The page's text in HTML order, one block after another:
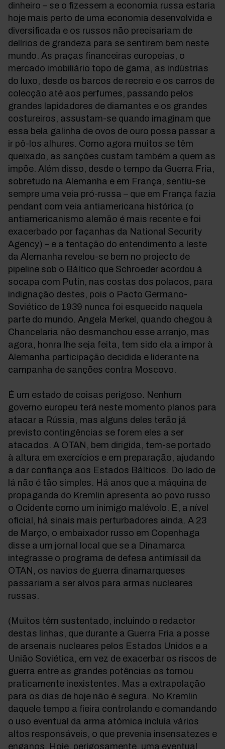
dinheiro – se o fizessem a economia russa estaria
hoje mais perto de uma economia desenvolvida e
diversificada e os russos não precisariam de
delírios de grandeza para se sentirem bem neste
mundo. As praças financeiras europeias, o
mercado imobiliário topo de gama, as indústrias
do luxo, desde os barcos de recreio e os carros de
colecção até aos perfumes, passando pelos
grandes lapidadores de diamantes e os grandes
costureiros, assustam-se quando imaginam que
essa bela galinha de ovos de ouro possa passar a
ir pô-los alhures. Como agora muitos se têm
queixado, as sanções custam também a quem as
impõe. Além disso, desde o tempo da Guerra Fria,
sobretudo na Alemanha e em França, sentiu-se
sempre uma veia pró-russa – que em França fazia
pendant com veia antiamericana histórica (o
antiamericanismo alemão é mais recente e foi
exacerbado por façanhas da National Security
Agency) – e a tentação do entendimento a leste
da Alemanha revelou-se bem no projecto de
pipeline sob o Báltico que Schroeder acordou à
socapa com Putin, nas costas dos polacos, para
indignação destes, pois o Pacto Germano-
Soviético de 1939 nunca foi esquecido naquela
parte do mundo. Angela Merkel, quando chegou à
Chancelaria não desmanchou esse arranjo, mas
agora, honra lhe seja feita, tem sido ela a impor à
Alemanha participação decidida e liderante na
campanha de sanções contra Moscovo.
É um estado de coisas perigoso. Nenhum
governo europeu terá neste momento planos para
atacar a Rússia, mas alguns deles terão já
previsto contingências se forem eles a ser
atacados. A OTAN, bem dirigida, tem-se portado
à altura em exercícios e em preparação, ajudando
a dar confiança aos Estados Bálticos. Do lado de
lá não é tão simples. Há anos que a máquina de
propaganda do Kremlin apresenta ao povo russo
o Ocidente como um inimigo malévolo. E, a nível
oficial, há sinais mais perturbadores ainda. A 23
de Março, o embaixador russo em Copenhaga
disse a um jornal local que se a Dinamarca
integrasse o programa de defesa antimíssil da
OTAN, os navios de guerra dinamarqueses
passariam a ser alvos para armas nucleares
russas.
(Muitos têm sustentado, incluindo o redactor
destas linhas, que durante a Guerra Fria a posse
de arsenais nucleares pelos Estados Unidos e a
União Soviética, em vez de exacerbar os riscos de
guerra entre as grandes potências os tornou
praticamente inexistentes. Mas a extrapolação
para os dias de hoje não é segura. No Kremlin
daquele tempo a fieira controlando e comandando
o uso eventual da arma atómica incluía vários
altos responsáveis, o que prevenia insensatezes e
enganos. Hoje, perigosamente, uma eventual